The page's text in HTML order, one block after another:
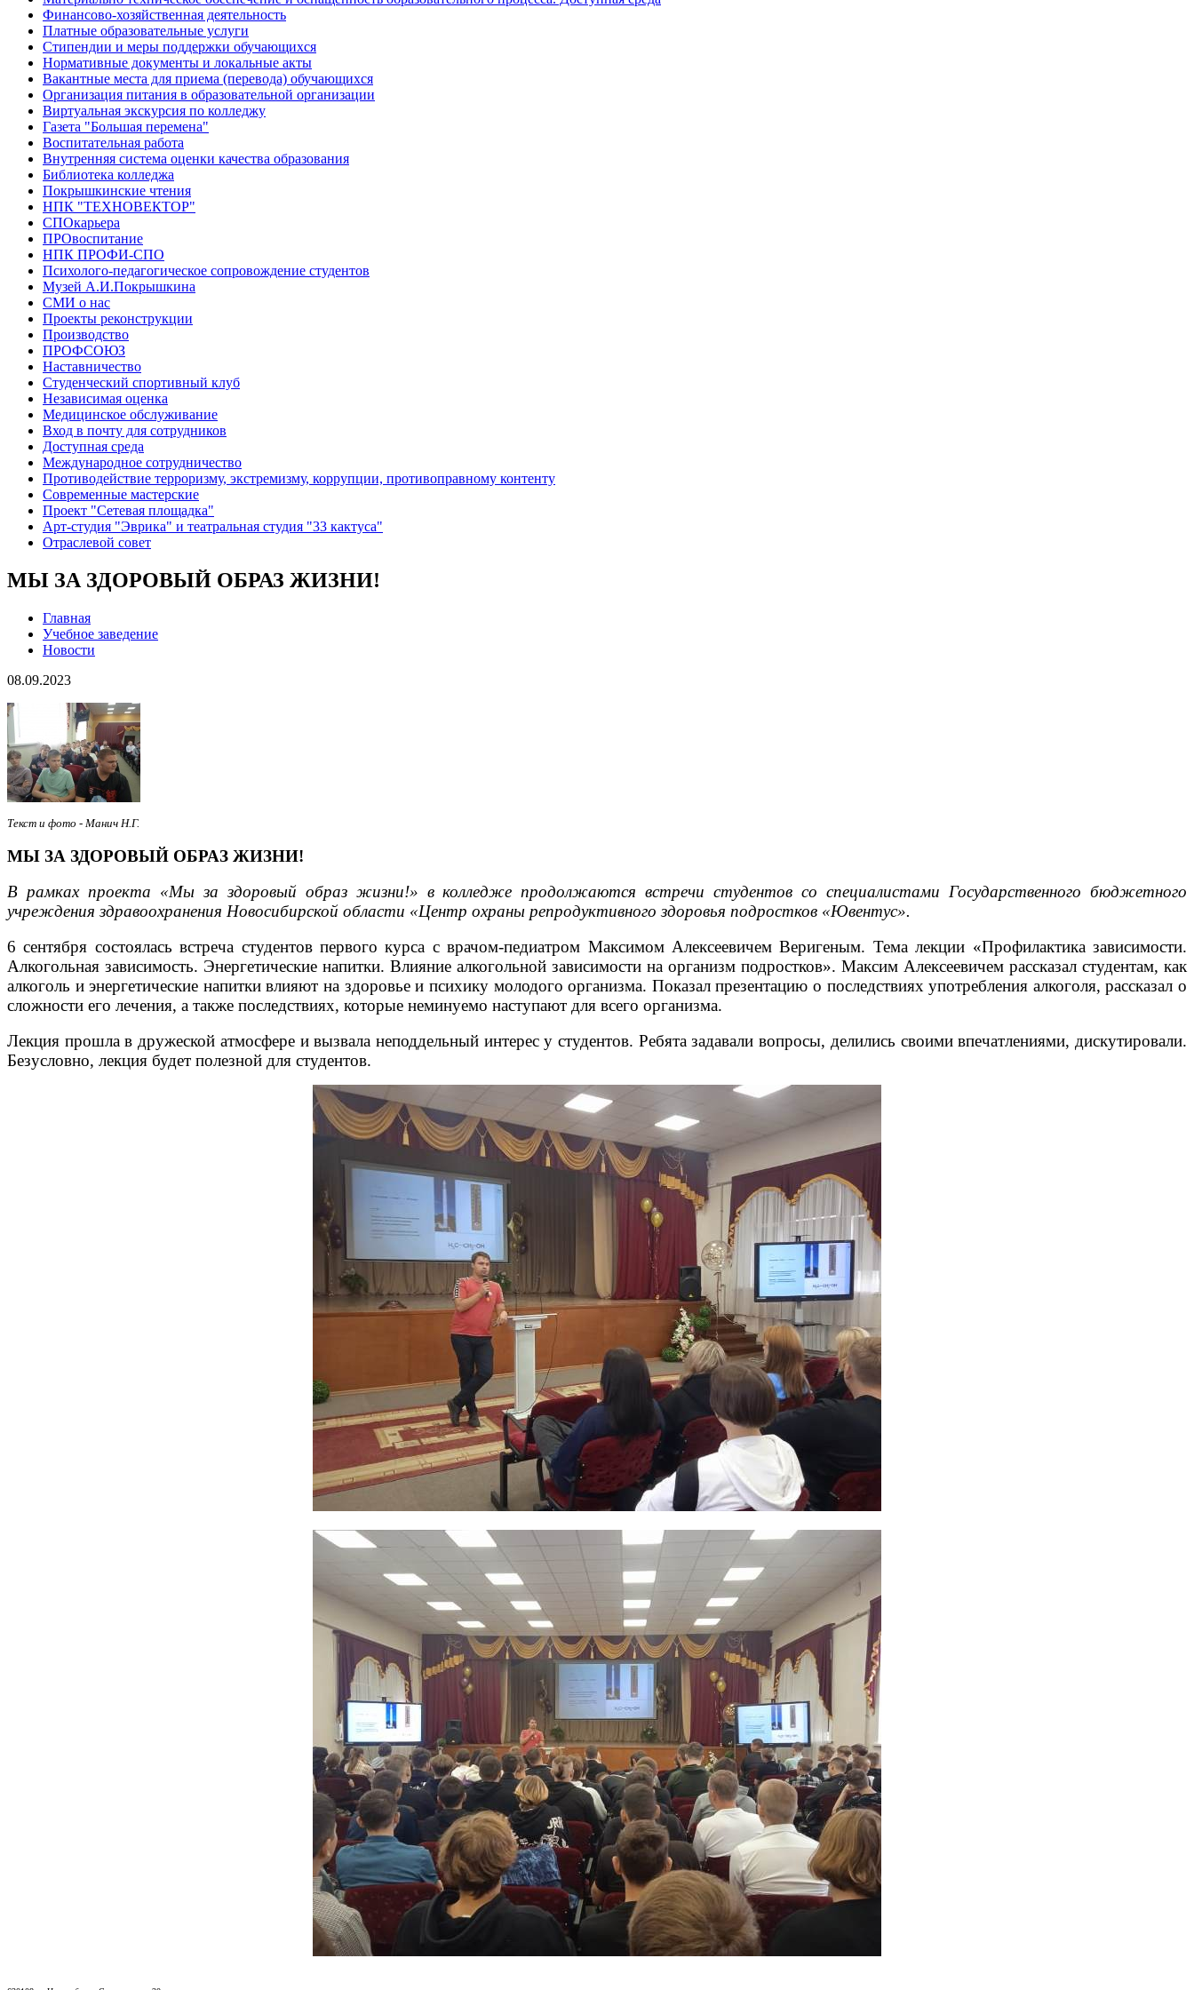
Финансово-хозяйственная деятельность
Платные образовательные услуги
Стипендии и меры поддержки обучающихся
Нормативные документы и локальные акты
Вакантные места для приема (перевода) обучающихся
Организация питания в образовательной организации
Виртуальная экскурсия по колледжу
Газета "Большая перемена"
Воспитательная работа
Внутренняя система оценки качества образования
Библиотека колледжа
Покрышкинские чтения
НПК "ТЕХНОВЕКТОР"
СПОкарьера
ПРОвоспитание
НПК ПРОФИ-СПО
Психолого-педагогическое сопровождение студентов
Музей А.И.Покрышкина
СМИ о нас
Проекты реконструкции
Производство
ПРОФСОЮЗ
Наставничество
Студенческий спортивный клуб
Независимая оценка
Медицинское обслуживание
Вход в почту для сотрудников
Доступная среда
Международное сотрудничество
Противодействие терроризму, экстремизму, коррупции, противоправному контенту
Современные мастерские
Проект "Сетевая площадка"
Арт-студия "Эврика" и театральная студия "33 кактуса"
Отраслевой совет
МЫ ЗА ЗДОРОВЫЙ ОБРАЗ ЖИЗНИ!
Главная
Учебное заведение
Новости
08.09.2023
Текст и фото - Манич Н.Г.
МЫ ЗА ЗДОРОВЫЙ ОБРАЗ ЖИЗНИ!
В рамках проекта «Мы за здоровый образ жизни!» в колледже продолжаются встречи студентов со специалистами Государственного бюджетного
учреждения здравоохранения Новосибирской области «Центр охраны репродуктивного здоровья подростков «Ювентус».
6 сентября состоялась встреча студентов первого курса с врачом-педиатром Максимом Алексеевичем Веригеным. Тема лекции «Профилактика зависимости.
Алкогольная зависимость. Энергетические напитки. Влияние алкогольной зависимости на организм подростков». Максим Алексеевичем рассказал студентам, как
алкоголь и энергетические напитки влияют на здоровье и психику молодого организма. Показал презентацию о последствиях употребления алкоголя, рассказал о
сложности его лечения, а также последствиях, которые неминуемо наступают для всего организма.
Лекция прошла в дружеской атмосфере и вызвала неподдельный интерес у студентов. Ребята задавали вопросы, делились своими впечатлениями, дискутировали.
Безусловно, лекция будет полезной для студентов.